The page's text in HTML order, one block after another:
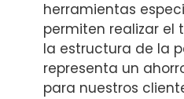
herramientas
permiten realizar el
la estructura de la
representa un
para nuestros